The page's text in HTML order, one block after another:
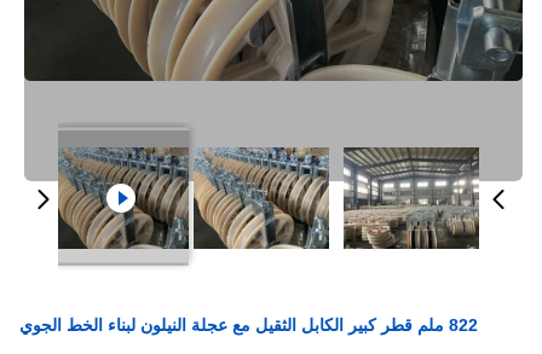
822 ملم قطر كبير الكابل الثقيل مع عجلة النيلون لبناء الخط الجوي